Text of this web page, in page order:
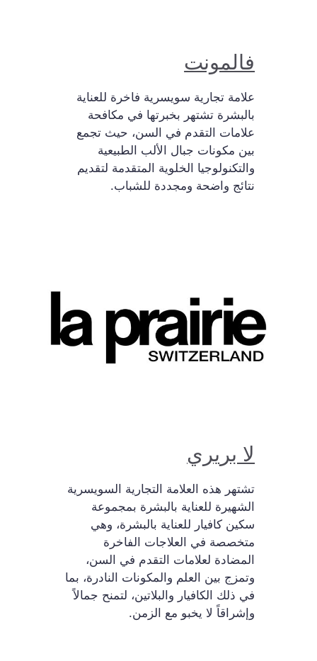
فالمونت
علامة تجارية سويسرية فاخرة للعناية
بالبشرة تشتهر بخبرتها في مكافحة
علامات التقدم في السن، حيث تجمع
بين مكونات جبال الألب الطبيعية
والتكنولوجيا الخلوية المتقدمة لتقديم
نتائج واضحة ومجددة للشباب.
لا بريري
تشتهر هذه العلامة التجارية السويسرية
الشهيرة للعناية بالبشرة بمجموعة
سكين كافيار للعناية بالبشرة، وهي
متخصصة في العلاجات الفاخرة
المضادة لعلامات التقدم في السن،
وتمزج بين العلم والمكونات النادرة، بما
في ذلك الكافيار والبلاتين، لتمنح جمالاً
وإشراقاً لا يخبو مع الزمن.